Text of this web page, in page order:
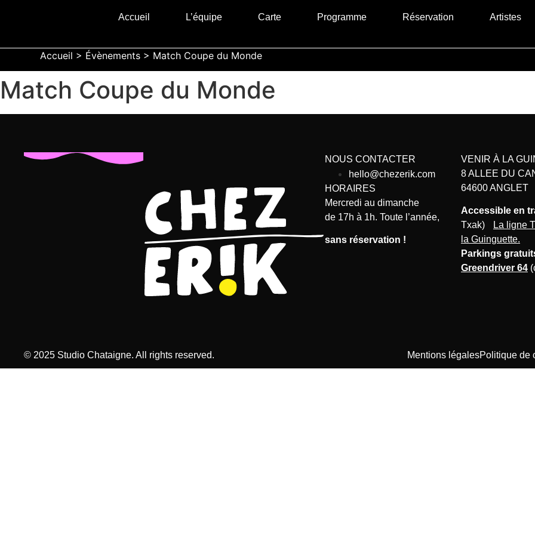
Accueil L’équipe Carte Programme Réservation Artistes
Accueil > Évènements > Match Coupe du Monde
Match Coupe du Monde
NOUS CONTACTER
hello@chezerik.com
HORAIRES
Mercredi au dimanche
de 17h à 1h. Toute l’année,
sans réservation !
VENIR À LA
8 ALLEE DU
64600 ANGLET
Accessible en
Txak)
La ligne
la Guinguette.
Parkings
Greendriver 64
© 2025 Studio Chataigne. All rights reserved. Mentions légalesPolitique de